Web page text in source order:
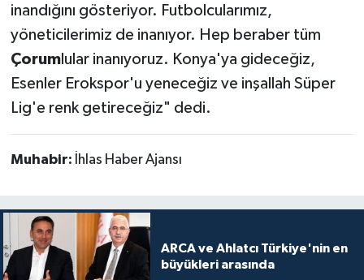
inandığını gösteriyor. Futbolcularımız,
yöneticilerimiz de inanıyor. Hep beraber tüm
Çorumlular inanıyoruz. Konya'ya gideceğiz,
Esenler Erokspor'u yeneceğiz ve inşallah Süper
Lig'e renk getireceğiz" dedi.
Muhabir: İhlas Haber Ajansı
ARCA ve Ahlatcı Türkiye'nin en
büyükleri arasında